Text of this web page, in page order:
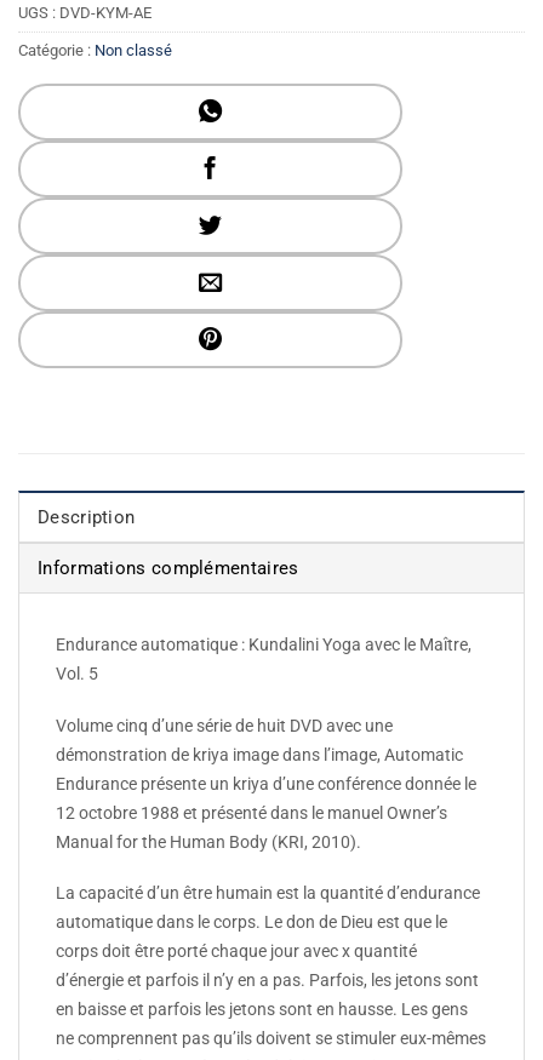
UGS : DVD-KYM-AE
Catégorie : Non classé
Description
Informations complémentaires
Endurance automatique : Kundalini Yoga avec le Maître,
Vol. 5
Volume cinq d’une série de huit DVD avec une
démonstration de kriya image dans l’image, Automatic
Endurance présente un kriya d’une conférence donnée le
12 octobre 1988 et présenté dans le manuel Owner’s
Manual for the Human Body (KRI, 2010).
La capacité d’un être humain est la quantité d’endurance
automatique dans le corps. Le don de Dieu est que le
corps doit être porté chaque jour avec x quantité
d’énergie et parfois il n’y en a pas. Parfois, les jetons sont
en baisse et parfois les jetons sont en hausse. Les gens
ne comprennent pas qu’ils doivent se stimuler eux-mêmes